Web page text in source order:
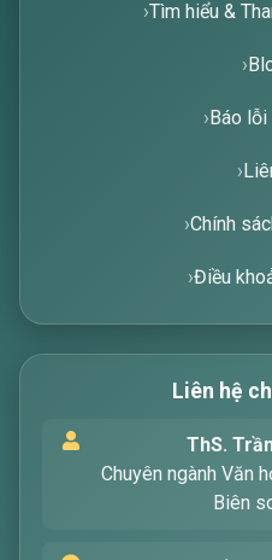
tìm kiếm các bài viết về
khóa mà bạn quan tâm,
Tìm hiểu &
Báo lỗi
Chính
Điều
Liên hệ
ThS.
Chuyên ngành Văn
Biên